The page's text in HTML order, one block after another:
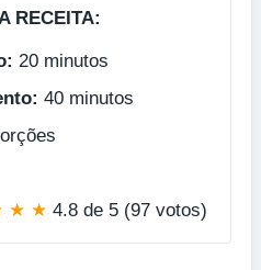
RECEITA:
20 minutos
40 minutos
★ ★ 4.8 de 5 (97 votos)